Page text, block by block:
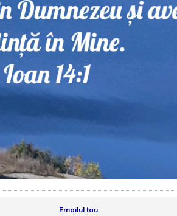
Emailul tau